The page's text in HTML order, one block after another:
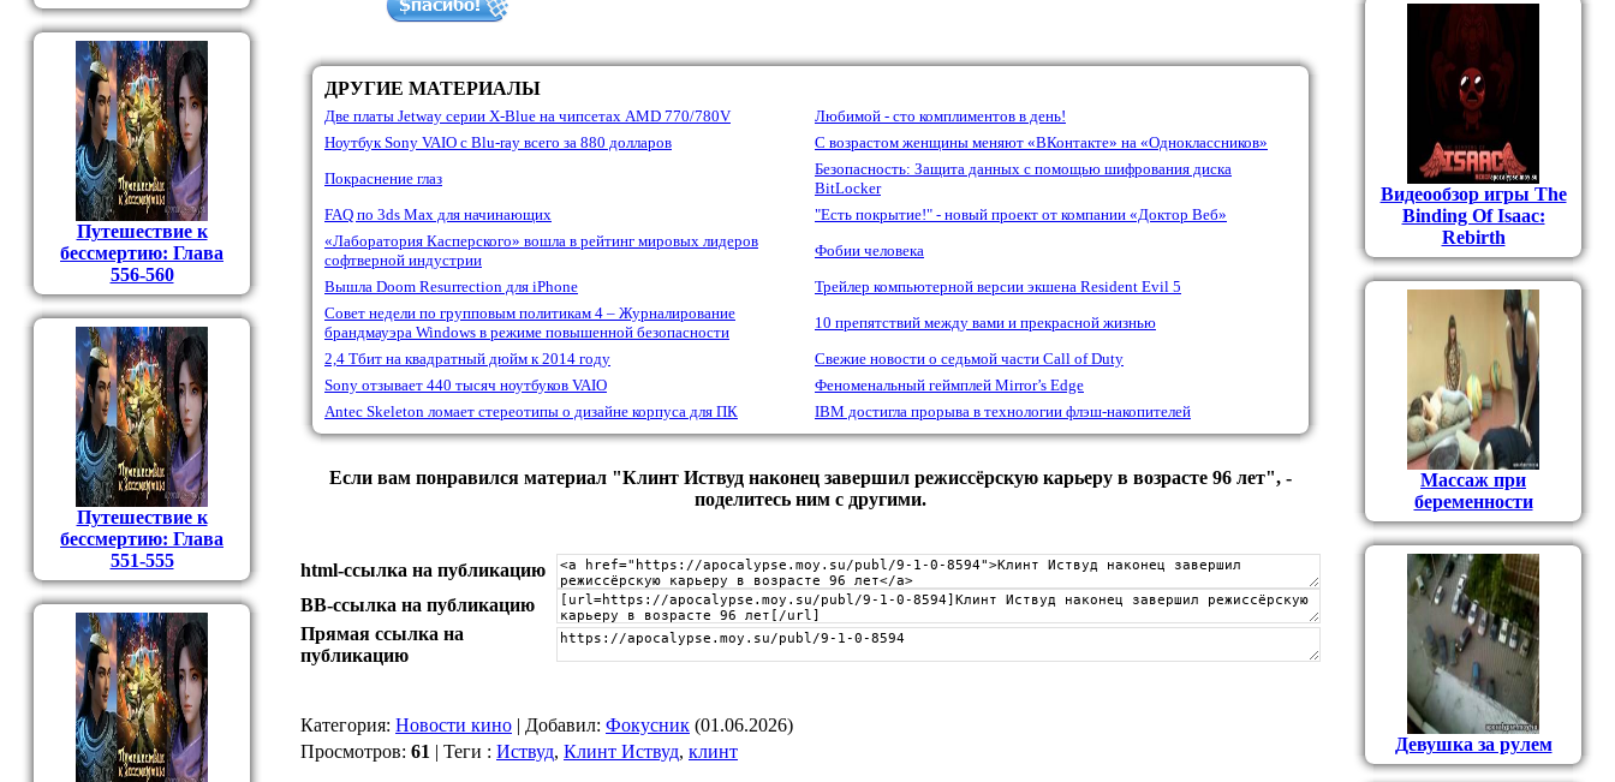
Путешествие к
бессмертию: Глава
556-560
Путешествие к
бессмертию: Глава
551-555
ДРУГИЕ МАТЕРИАЛЫ
Две платы Jetway серии X-Blue на чипсетах AMD 770/780V
Любимой - сто комплиментов в день!
Ноутбук Sony VAIO c Blu-ray всего за 880 долларов
С возрастом женщины меняют «ВКонтакте» на «Одноклассников»
Покраснение глаз
Безопасность: Защита данных с помощью шифрования диска
BitLocker
FAQ по 3ds Max для начинающих
"Есть покрытие!" - новый проект от компании «Доктор Веб»
«Лаборатория Касперского» вошла в рейтинг мировых лидеров
софтверной индустрии
Фобии человека
Вышла Doom Resurrection для iPhone
Трейлер компьютерной версии экшена Resident Evil 5
Совет недели по групповым политикам 4 – Журналирование
брандмауэра Windows в режиме повышенной безопасности
10 препятствий между вами и прекрасной жизнью
2,4 Тбит на квадратный дюйм к 2014 году
Свежие новости о седьмой части Call of Duty
Sony отзывает 440 тысяч ноутбуков VAIO
Феноменальный геймплей Mirror’s Edge
Antec Skeleton ломает стереотипы о дизайне корпуса для ПК
IBM достигла прорыва в технологии флэш-накопителей
Если вам понравился материал "Клинт Иствуд наконец завершил режиссёрскую карьеру в возрасте 96 лет", -
поделитесь ним с другими.
html-cсылка на публикацию
BB-cсылка на публикацию
Прямая ссылка на
публикацию
Категория: Новости кино | Добавил: Фокусник (01.06.2026)
Просмотров: 61 | Теги : Иствуд, Клинт Иствуд, клинт
Видеообзор игры The
Binding Of Isaac:
Rebirth
Массаж при
беременности
Девушка за рулем